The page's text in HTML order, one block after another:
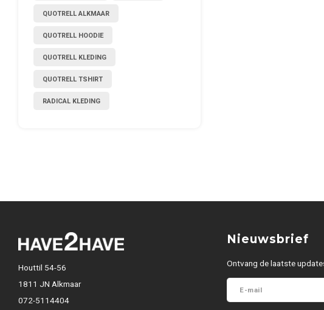
QUOTRELL ALKMAAR
QUOTRELL HOODIE
QUOTRELL KLEDING
QUOTRELL TSHIRT
RADICAL KLEDING
Houttil 54-56
1811 JN Alkmaar
072-5114404
Nieuwsbrief
Ontvang de laatste